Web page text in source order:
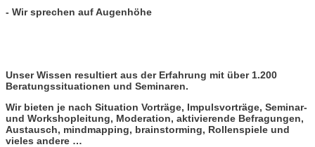
- Wir sprechen auf Augenhöhe
Unser Wissen resultiert aus der Erfahrung mit über 1.200
Beratungssituationen und Seminaren.
Wir bieten je nach Situation Vorträge, Impulsvorträge, Seminar-
und Workshopleitung, Moderation, aktivierende Befragungen,
Austausch, mindmapping, brainstorming, Rollenspiele und
vieles andere …